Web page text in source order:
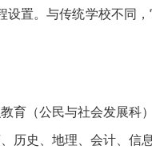
设置。与传统学校不同
育（公民与社会发展科）
历史、地理、会计、信